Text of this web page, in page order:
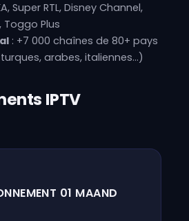
Super RTL, Disney Channel,
Toggo Plus
: +7 000 chaînes de 80+ pays
arabes, italiennes…)
IPTV
01 MAAND